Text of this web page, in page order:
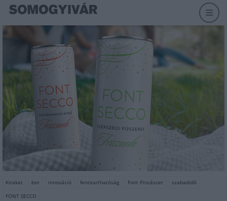
Kirakat bor innováció fenntarthatóság Font Pincészet
szabadidő
FONT SECCO